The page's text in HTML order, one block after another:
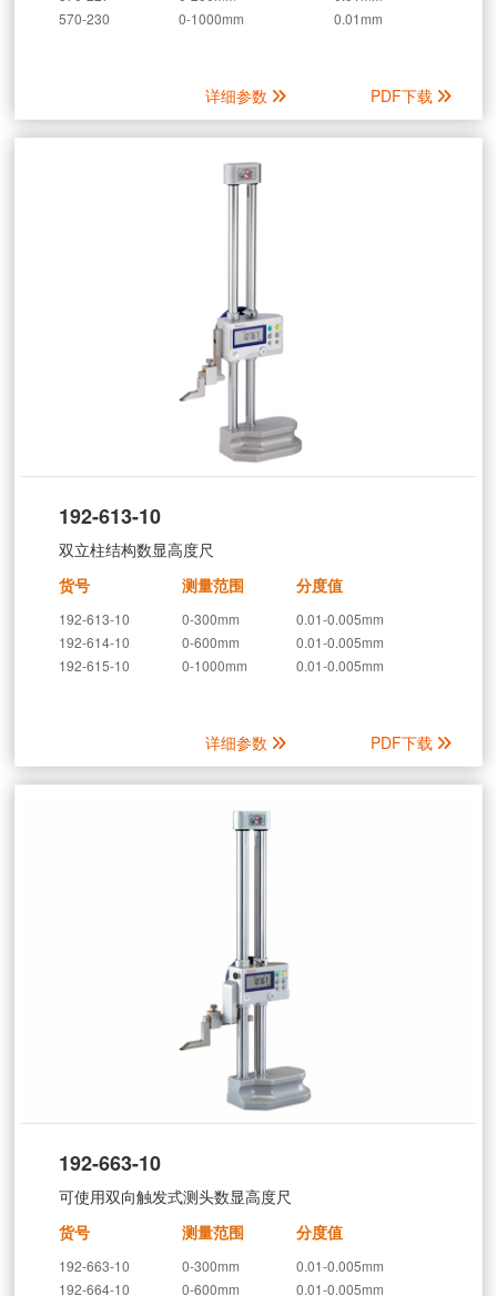
570-230
0-1000mm 0.01mm
详细参数 PDF下载
192-613-10
双立柱结构数显高度尺
货号
测量范围 分度值
192-613-10 0-300mm
0.01-0.005mm
192-614-10
0-600mm
0.01-0.005mm
192-615-10
0-1000mm 0.01-0.005mm
详细参数 PDF下载
192-663-10
可使用双向触发式测头数显高度尺
货号
测量范围 分度值
192-663-10 0-300mm
0.01-0.005mm
192-664-10
0-600mm 0.01-0.005mm